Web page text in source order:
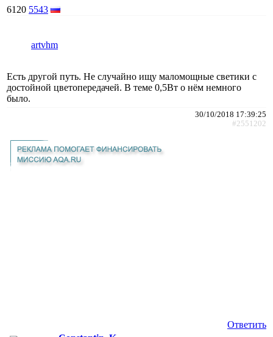
6120 5543
artvhm
Есть другой путь. Не случайно ищу маломощные светики с
достойной цветопередачей. В теме 0,5Вт о нём немного
было.
30/10/2018 17:39:25
#2551202
Ответить